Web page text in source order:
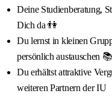
Deine Studienberatung,
Dich da 👫
Du lernst in kleinen
persönlich austauschen 📚
Du erhältst attraktive
weiteren Partnern der IU